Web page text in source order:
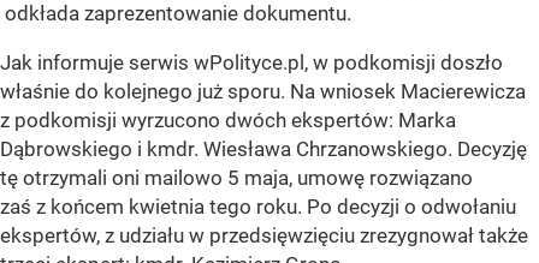
odkłada zaprezentowanie dokumentu.
Jak informuje serwis wPolityce.pl, w podkomisji doszło
właśnie do kolejnego już sporu. Na wniosek Macierewicza
z podkomisji wyrzucono dwóch ekspertów: Marka
Dąbrowskiego i kmdr. Wiesława Chrzanowskiego. Decyzję
tę otrzymali oni mailowo 5 maja, umowę rozwiązano
zaś z końcem kwietnia tego roku. Po decyzji o odwołaniu
ekspertów, z udziału w przedsięwzięciu zrezygnował także